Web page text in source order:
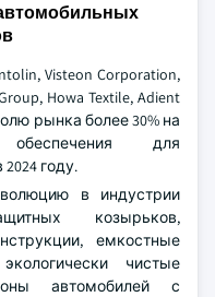
Visteon Corporation,
Howa Textile, Adient
рынка более 30% на
для
году.
в индустрии
козырьков,
емкостные
чистые
автомобилей с